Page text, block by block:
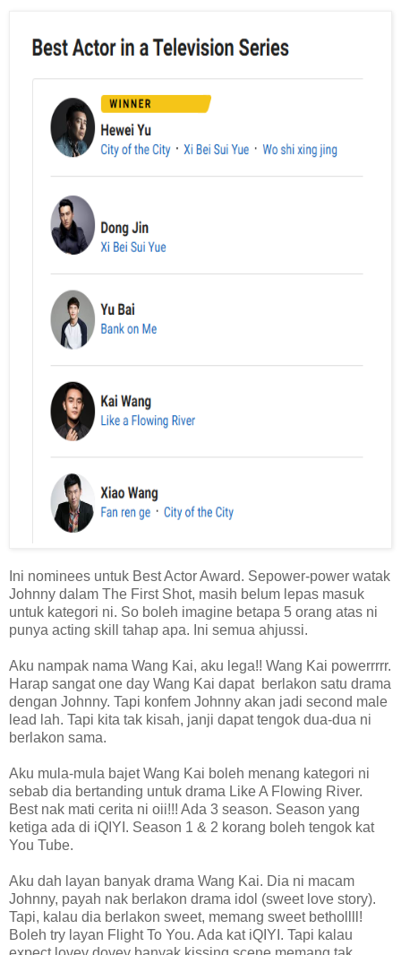
Ini nominees untuk Best Actor Award. Sepower-power watak
Johnny dalam The First Shot, masih belum lepas masuk
untuk kategori ni. So boleh imagine betapa 5 orang atas ni
punya acting skill tahap apa. Ini semua ahjussi.
Aku nampak nama Wang Kai, aku lega!! Wang Kai powerrrrr.
Harap sangat one day Wang Kai dapat berlakon satu drama
dengan Johnny. Tapi konfem Johnny akan jadi second male
lead lah. Tapi kita tak kisah, janji dapat tengok dua-dua ni
berlakon sama.
Aku mula-mula bajet Wang Kai boleh menang kategori ni
sebab dia bertanding untuk drama Like A Flowing River.
Best nak mati cerita ni oii!!! Ada 3 season. Season yang
ketiga ada di iQIYI. Season 1 & 2 korang boleh tengok kat
You Tube.
Aku dah layan banyak drama Wang Kai. Dia ni macam
Johnny, payah nak berlakon drama idol (sweet love story).
Tapi, kalau dia berlakon sweet, memang sweet bethollll!
Boleh try layan Flight To You. Ada kat iQIYI. Tapi kalau